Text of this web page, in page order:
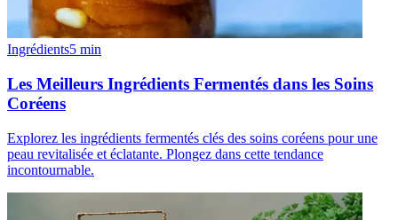
Ingrédients5 min
Les Meilleurs Ingrédients Fermentés dans les Soins
Coréens
Explorez les ingrédients fermentés clés des soins coréens pour une
peau revitalisée et éclatante. Plongez dans cette tendance
incontournable.